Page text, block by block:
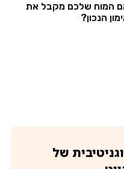
המוח שלכם מקבל את
הנכון?
של